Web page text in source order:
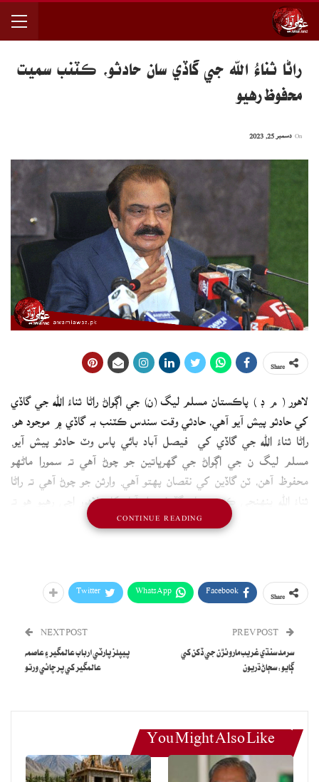
راڻا ثناءُ الله جي گاڏي سان حادثو، ڪٽنب سميت
محفوظ رهيو
لاهور ( م ڊ ) پاڪستان مسلم ليگ (ن) جي اڳواڻ راڻا ثناءُ الله جي گاڏي
کي حادثو پيش آيو آهي، حادثي وقت سندس ڪٽنب به گاڏي ۾ موجود هو.
راڻا ثناءُ الله جي گاڏي کي فيصل آباد بائي پاس وٽ حادثو پيش آيو.
مسلم ليگ ن جي اڳواڻ جي گهرڀاتين جو چوڻ آهي ته سمورا ماڻهو
محفوظ آهن، ٽن گاڏين کي نقصان پهتو آهي. وارثن جو چوڻ آهي ته راڻا
ثناءُ الله پنهنجي ڪٽنب سان گڏ فيصل آباد کان لاهور اچي رهيو هو ته
ڪمند سان ڀريل ٽرالي گاڏي کي ٽڪر هنيو.
Facebook
WhatsApp
Twitter
سرمد سنڌي غريب ماروئڙن جي ڏکن کي
ڳايو: سڄاڻ ڌريون
NEXT POST
پيپلز پارٽي ارباب عالمگير ۽ عاصمه
عالمگير کي پرچائي ورتو
You Might Also Like